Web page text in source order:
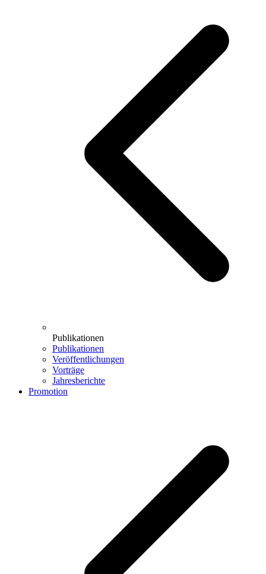
Publikationen
Publikationen
Veröffentlichungen
Vorträge
Jahresberichte
Promotion